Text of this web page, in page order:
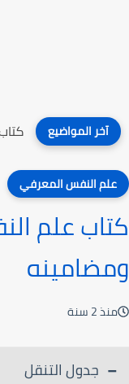
آخر المواضيع
علم النفس المعرفي
كتاب علم
ومضامينه
منذ 2 سنة
جدول التنقل